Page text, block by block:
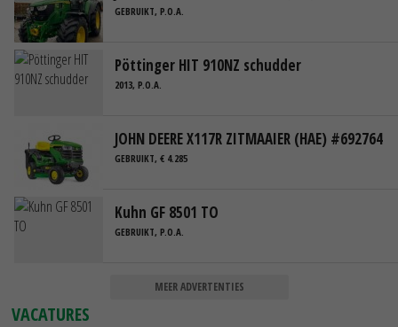
GEBRUIKT, P.O.A.
Pöttinger HIT 910NZ schudder
2013, P.O.A.
JOHN DEERE X117R ZITMAAIER (HAE) #692764
GEBRUIKT, € 4.285
Kuhn GF 8501 TO
GEBRUIKT, P.O.A.
MEER ADVERTENTIES
VACATURES